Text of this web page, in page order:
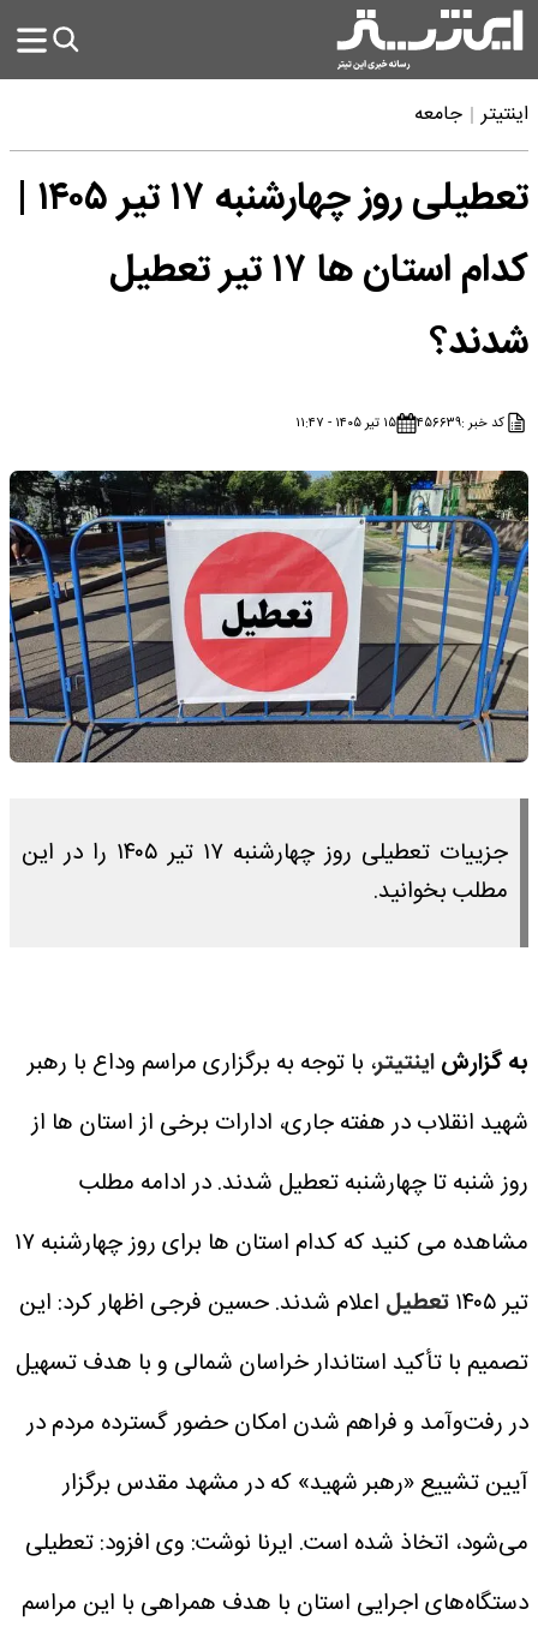
اینتیتر جامعه
تعطیلی روز چهارشنبه ۱۷ تیر ۱۴۰۵ |
کدام استان ها ۱۷ تیر تعطیل
شدند؟
کد خبر :۴۵۶۶۳۹ ۱۵ تیر ۱۴۰۵ - ۱۱:۴۷
جزییات تعطیلی روز چهارشنبه ۱۷ تیر ۱۴۰۵ را در این
مطلب بخوانید.
به گزارشاینتیتر، با توجه به برگزاری مراسم وداع با رهبر
شهید انقلاب در هفته جاری، ادارات برخی از استان ها از
روز شنبه تا چهارشنبه تعطیل شدند. در ادامه مطلب
مشاهده می کنید که کدام استان ها برای روز چهارشنبه ۱۷
تیر ۱۴۰۵
تعطیل اعلام شدند.حسین فرجی اظهار کرد: این
تصمیم با تأکید استاندار خراسان شمالی و با هدف تسهیل
در رفت‌وآمد و فراهم شدن امکان حضور گسترده مردم در
آیین تشییع «رهبر شهید» که در مشهد مقدس برگزار
می‌شود، اتخاذ شده است. ایرنا نوشت: وی افزود: تعطیلی
دستگاه‌های اجرایی استان با هدف همراهی با این مراسم